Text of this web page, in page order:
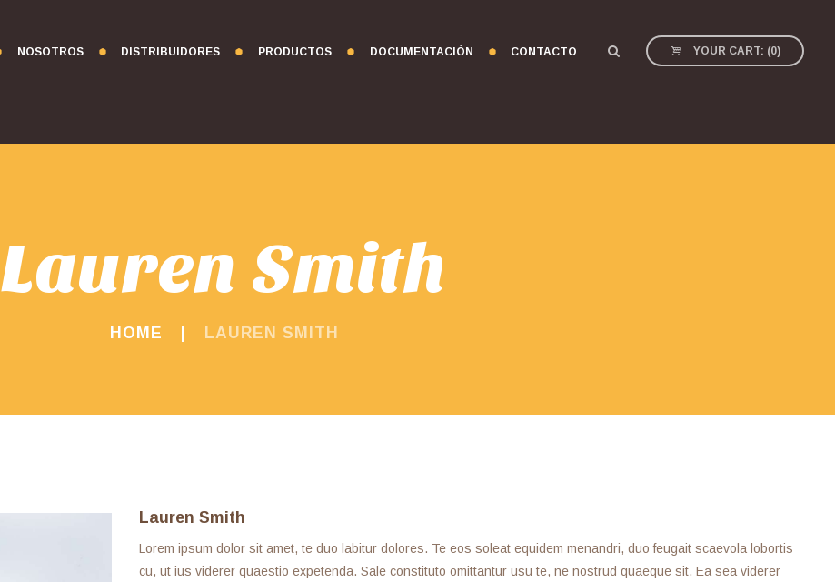
NOSOTROS DISTRIBUIDORES PRODUCTOS DOCUMENTACIÓN CONTACTO YOUR CART: (0)
Lauren Smith
HOME LAUREN SMITH
Lauren Smith
Lorem ipsum dolor sit amet, te duo labitur dolores. Te eos soleat equidem menandri, duo feugait scaevola lobortis
cu, ut ius viderer quaestio expetenda. Sale constituto omittantur usu te, ne nostrud quaeque sit. Ea sea viderer